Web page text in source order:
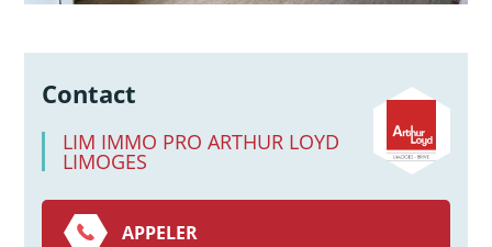
Contact
LIM IMMO PRO ARTHUR LOYD
LIMOGES
APPELER